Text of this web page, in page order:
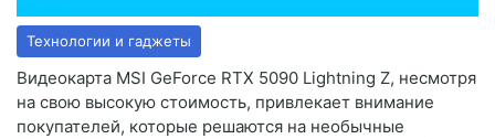
Технологии и гаджеты
Видеокарта MSI GeForce RTX 5090 Lightning Z, несмотря
на свою высокую стоимость, привлекает внимание
покупателей, которые решаются на необычные